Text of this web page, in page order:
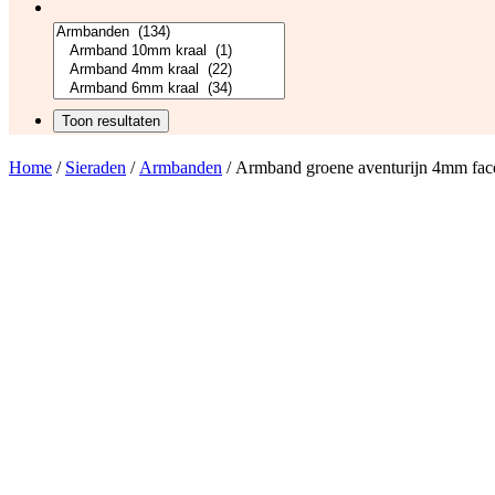
Home / Sieraden / Armbanden / Armband groene aventurijn 4mm